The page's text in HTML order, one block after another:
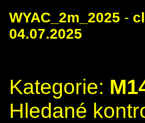
WYAC_2m_2025 -
04.07.2025
Kategorie:
Hledané